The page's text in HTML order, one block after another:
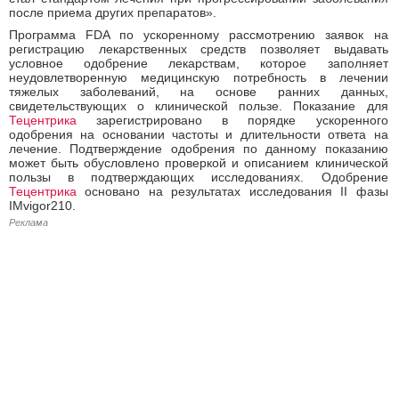
после приема других препаратов».
Программа FDA по ускоренному рассмотрению заявок на
регистрацию лекарственных средств позволяет выдавать
условное одобрение лекарствам, которое заполняет
неудовлетворенную медицинскую потребность в лечении
тяжелых заболеваний, на основе ранних данных,
свидетельствующих о клинической пользе. Показание для
Тецентрика зарегистрировано в порядке ускоренного
одобрения на основании частоты и длительности ответа на
лечение. Подтверждение одобрения по данному показанию
может быть обусловлено проверкой и описанием клинической
пользы в подтверждающих исследованиях. Одобрение
Тецентрика основано на результатах исследования II фазы
IMvigor210.
Реклама